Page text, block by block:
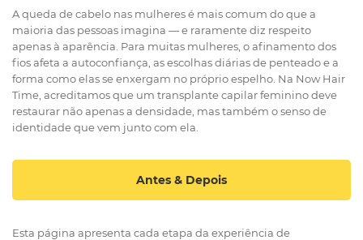
A queda de cabelo nas mulheres é mais comum do que a
maioria das pessoas imagina — e raramente diz respeito
apenas à aparência. Para muitas mulheres, o afinamento dos
fios afeta a autoconfiança, as escolhas diárias de penteado e a
forma como elas se enxergam no próprio espelho. Na Now Hair
Time, acreditamos que um transplante capilar feminino deve
restaurar não apenas a densidade, mas também o senso de
identidade que vem junto com ela.
Antes & Depois
Esta página apresenta cada etapa da experiência de